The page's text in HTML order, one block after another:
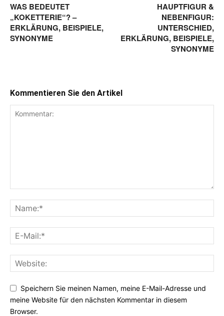
WAS BEDEUTET
„KOKETTERIE“? –
ERKLÄRUNG, BEISPIELE,
SYNONYME
HAUPTFIGUR &
NEBENFIGUR:
UNTERSCHIED,
ERKLÄRUNG, BEISPIELE,
SYNONYME
Kommentieren Sie den Artikel
Speichern Sie meinen Namen, meine E-Mail-Adresse und
meine Website für den nächsten Kommentar in diesem
Browser.